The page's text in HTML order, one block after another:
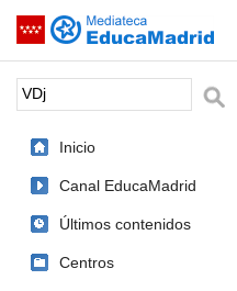
Saltar navegación
Palabra o frase:
Inicio
Canal EducaMadrid
Últimos contenidos
Centros